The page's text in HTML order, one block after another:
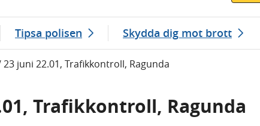
Tipsa polisen Skydda dig mot brott
23 juni 22.01, Trafikkontroll, Ragunda
Trafikkontroll, Ragunda